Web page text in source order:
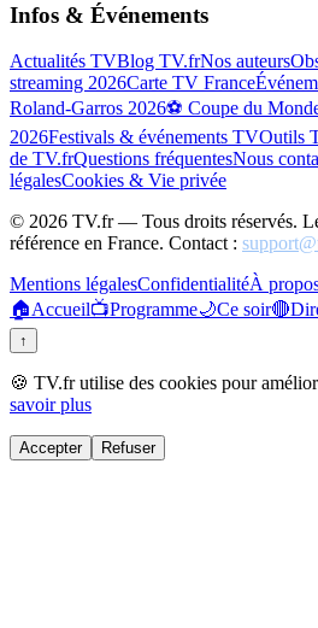
Infos & Événements
Actualités TVBlog TV.frNos auteurs
streaming 2026Carte TV France
Roland-Garros 2026⚽ Coupe du
2026Festivals & événements TVOutils
de TV.frQuestions fréquentesNous
légalesCookies & Vie privée
© 2026 TV.fr — Tous droits réservés.
référence en France. Contact :
Mentions légalesConfidentialitéÀ
🏠Accueil📺Programme🌙Ce soir🔴
↑
🍪 TV.fr utilise des cookies pour
savoir plus
Accepter Refuser